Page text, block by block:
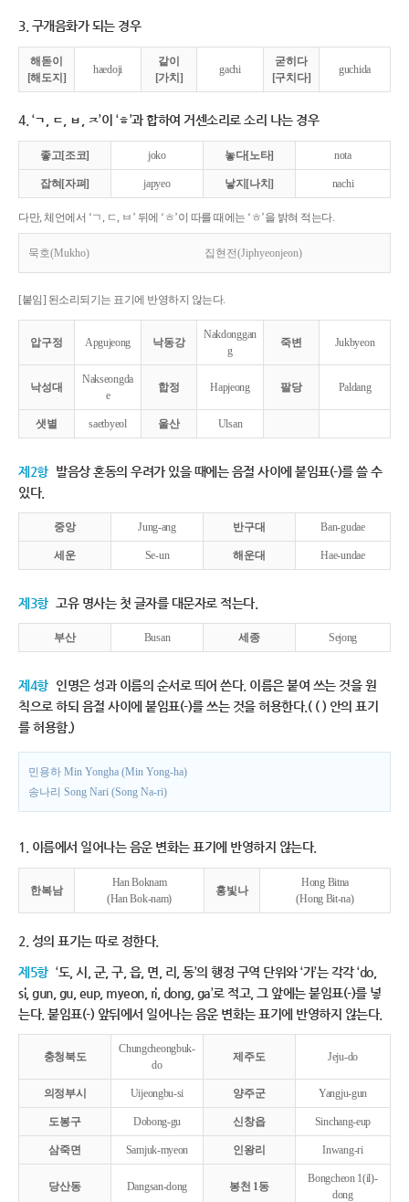
3. 구개음화가 되는 경우
해돋이
[해도지]
haedoji
같이
[가치]
gachi
굳히다
[구치다]
guchida
4. ‘ㄱ, ㄷ, ㅂ, ㅈ’이 ‘ㅎ’과 합하여 거센소리로 소리 나는 경우
좋고[조코] joko 놓다[노타] nota
잡혀[자펴] japyeo 낳지[나치] nachi
다만, 체언에서 ‘ㄱ, ㄷ, ㅂ’ 뒤에 ‘ㅎ’이 따를 때에는 ‘ㅎ’을 밝혀 적는다.
묵호(Mukho) 집현전(Jiphyeonjeon)
[붙임] 된소리되기는 표기에 반영하지 않는다.
압구정 Apgujeong 낙동강
Nakdonggan
g
죽변 Jukbyeon
낙성대
Nakseongda
e
합정 Hapjeong 팔당 Paldang
샛별 saetbyeol 울산 Ulsan
제2항 발음상 혼동의 우려가 있을 때에는 음절 사이에 붙임표(-)를 쓸 수
있다.
중앙 Jung-ang 반구대 Ban-gudae
세운 Se-un 해운대 Hae-undae
제3항 고유 명사는 첫 글자를 대문자로 적는다.
부산 Busan 세종 Sejong
제4항 인명은 성과 이름의 순서로 띄어 쓴다. 이름은 붙여 쓰는 것을 원
칙으로 하되 음절 사이에 붙임표(-)를 쓰는 것을 허용한다.( ( ) 안의 표기
를 허용함.)
민용하 Min Yongha (Min Yong-ha)
송나리 Song Nari (Song Na-ri)
1. 이름에서 일어나는 음운 변화는 표기에 반영하지 않는다.
한복남
Han Boknam
(Han Bok-nam)
홍빛나
Hong Bitna
(Hong Bit-na)
2. 성의 표기는 따로 정한다.
제5항 ‘도, 시, 군, 구, 읍, 면, 리, 동’의 행정 구역 단위와 ‘가’는 각각 ‘do,
si, gun, gu, eup, myeon, ri, dong, ga’로 적고, 그 앞에는 붙임표(-)를 넣
는다. 붙임표(-) 앞뒤에서 일어나는 음운 변화는 표기에 반영하지 않는다.
충청북도
Chungcheongbuk-
do
제주도 Jeju-do
의정부시 Uijeongbu-si 양주군 Yangju-gun
도봉구 Dobong-gu 신창읍 Sinchang-eup
삼죽면 Samjuk-myeon 인왕리 Inwang-ri
당산동 Dangsan-dong 봉천 1동
Bongcheon 1(il)-
dong